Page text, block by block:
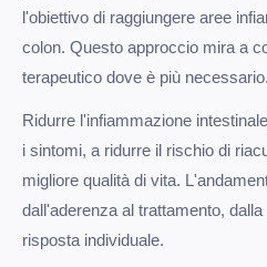
l'obiettivo di raggiungere aree
colon. Questo approccio mira a
terapeutico dove è più necessario.
Ridurre l'infiammazione
i sintomi, a ridurre il rischio di
migliore qualità di vita.
dall'aderenza al trattamento,
risposta individuale.